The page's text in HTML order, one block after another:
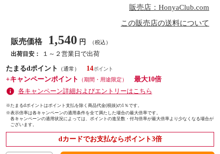
販売店：HonyaClub.com
この販売店の送料について
販売価格 1,540 円 （税込）
出荷目安：
１～２営業日で出荷
たまるdポイント
（通常）
14
+キャンペーンポイント
（期間・用途限定）
最大10倍
各キャンペーン詳細およびエントリーはこちら
※たまるdポイントはポイント支払を除く商品代金(税抜)の1％です。
※表示倍率は各キャンペーンの適用条件を全て満たした場合の最大倍率です。
各キャンペーンの適用状況によっては、ポイントの進呈数・付与倍率が最大倍率より少なくなる場合が
ございます。
dカードでお支払ならポイント3倍